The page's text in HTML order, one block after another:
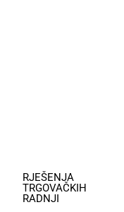
RJEŠENJA
TRGOVAČKIH
RADNJI